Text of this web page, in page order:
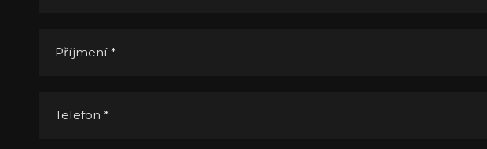
Příjmení *
Telefon *